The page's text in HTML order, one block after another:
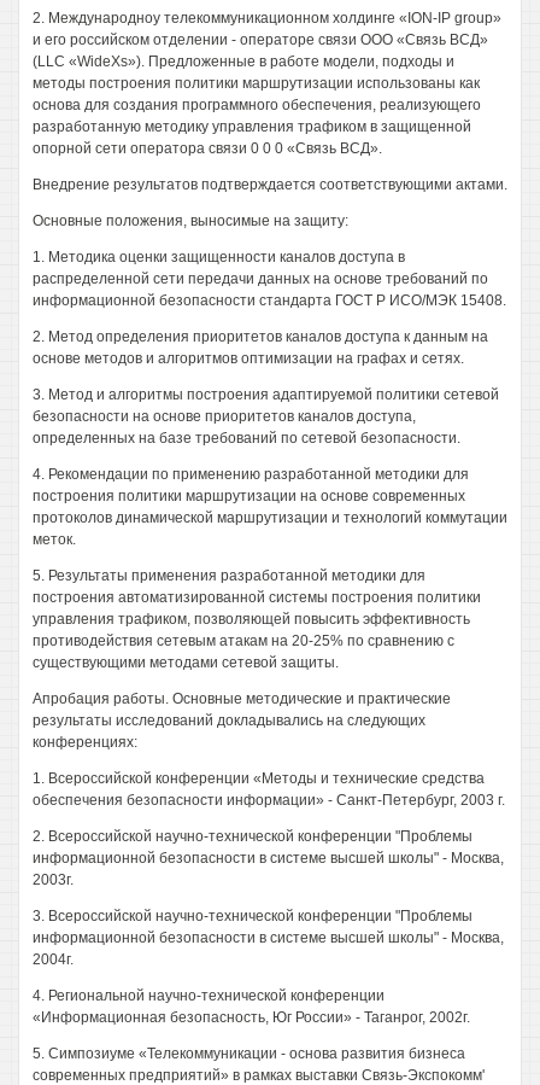
2. Международноу телекоммуникационном холдинге «ION-IP group»
и его российском отделении - операторе связи ООО «Связь ВСД»
(LLC «WideXs»). Предложенные в работе модели, подходы и
методы построения политики маршрутизации использованы как
основа для создания программного обеспечения, реализующего
разработанную методику управления трафиком в защищенной
опорной сети оператора связи 0 0 0 «Связь ВСД».
Внедрение результатов подтверждается соответствующими актами.
Основные положения, выносимые на защиту:
1. Методика оценки защищенности каналов доступа в
распределенной сети передачи данных на основе требований по
информационной безопасности стандарта ГОСТ Р ИСО/МЭК 15408.
2. Метод определения приоритетов каналов доступа к данным на
основе методов и алгоритмов оптимизации на графах и сетях.
3. Метод и алгоритмы построения адаптируемой политики сетевой
безопасности на основе приоритетов каналов доступа,
определенных на базе требований по сетевой безопасности.
4. Рекомендации по применению разработанной методики для
построения политики маршрутизации на основе современных
протоколов динамической маршрутизации и технологий коммутации
меток.
5. Результаты применения разработанной методики для
построения автоматизированной системы построения политики
управления трафиком, позволяющей повысить эффективность
противодействия сетевым атакам на 20-25% по сравнению с
существующими методами сетевой защиты.
Апробация работы. Основные методические и практические
результаты исследований докладывались на следующих
конференциях:
1. Всероссийской конференции «Методы и технические средства
обеспечения безопасности информации» - Санкт-Петербург, 2003 г.
2. Всероссийской научно-технической конференции "Проблемы
информационной безопасности в системе высшей школы" - Москва,
2003г.
3. Всероссийской научно-технической конференции "Проблемы
информационной безопасности в системе высшей школы" - Москва,
2004г.
4. Региональной научно-технической конференции
«Информационная безопасность, Юг России» - Таганрог, 2002г.
5. Симпозиуме «Телекоммуникации - основа развития бизнеса
современных предприятий» в рамках выставки Связь-Экспокомм'